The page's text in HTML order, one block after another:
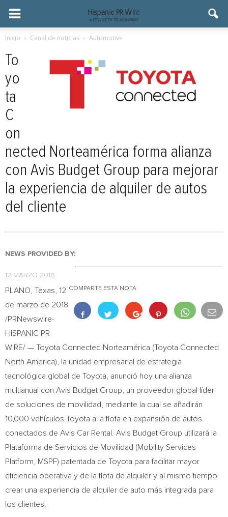
Inicio Canal de noticias Automotive
To
yo
ta
C
on
nected Norteamérica forma alianza
con Avis Budget Group para mejorar
la experiencia de alquiler de autos
del cliente
NEWS PROVIDED BY:
12 MARZO 2018
COMPARTE ESTA NOTA
PLANO, Texas , 12
de marzo de 2018
/PRNewswire-
HISPANIC PR
WIRE/ — Toyota Connected Norteamérica (Toyota Connected
North America), la unidad empresarial de estrategia
tecnológica global de Toyota, anunció hoy una alianza
multianual con Avis Budget Group, un proveedor global líder
de soluciones de movilidad, mediante la cual se añadirán
10,000 vehículos Toyota a la flota en expansión de autos
conectados de Avis Car Rental. Avis Budget Group utilizará la
Plataforma de Servicios de Movilidad (Mobility Services
Platform, MSPF) patentada de Toyota para facilitar mayor
eficiencia operativa y de la flota de alquiler y al mismo tiempo
crear una experiencia de alquiler de auto más integrada para
los clientes.